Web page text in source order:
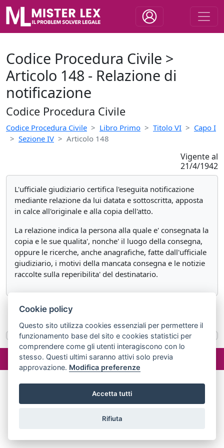
Codice Procedura Civile >
Articolo 148 - Relazione di
notificazione
Codice Procedura Civile
Codice Procedura Civile Libro Primo Titolo VI
Capo I
Sezione IV
Articolo 148
Vigente al
21/4/1942
L'ufficiale giudiziario certifica l'eseguita notificazione
mediante relazione da lui datata e sottoscritta, apposta
in calce all'originale e alla copia dell'atto.
La relazione indica la persona alla quale e' consegnata la
copia e le sue qualita', nonche' il luogo della consegna,
oppure le ricerche, anche anagrafiche, fatte dall'ufficiale
giudiziario, i motivi della mancata consegna e le notizie
raccolte sulla reperibilita' del destinatario.
«Articolo 147
©2024 misterlex.it -redazione@misterlex.it-Privacy
02029690472
Cookie policy
Questo sito utilizza cookies essenziali per permettere il
funzionamento base del sito e cookies statistici per
comprendere come gli utenti interagiscono con lo
stesso. Questi ultimi saranno attivi solo previa
approvazione. Modifica preferenze
Accetta tutti
Rifiuta